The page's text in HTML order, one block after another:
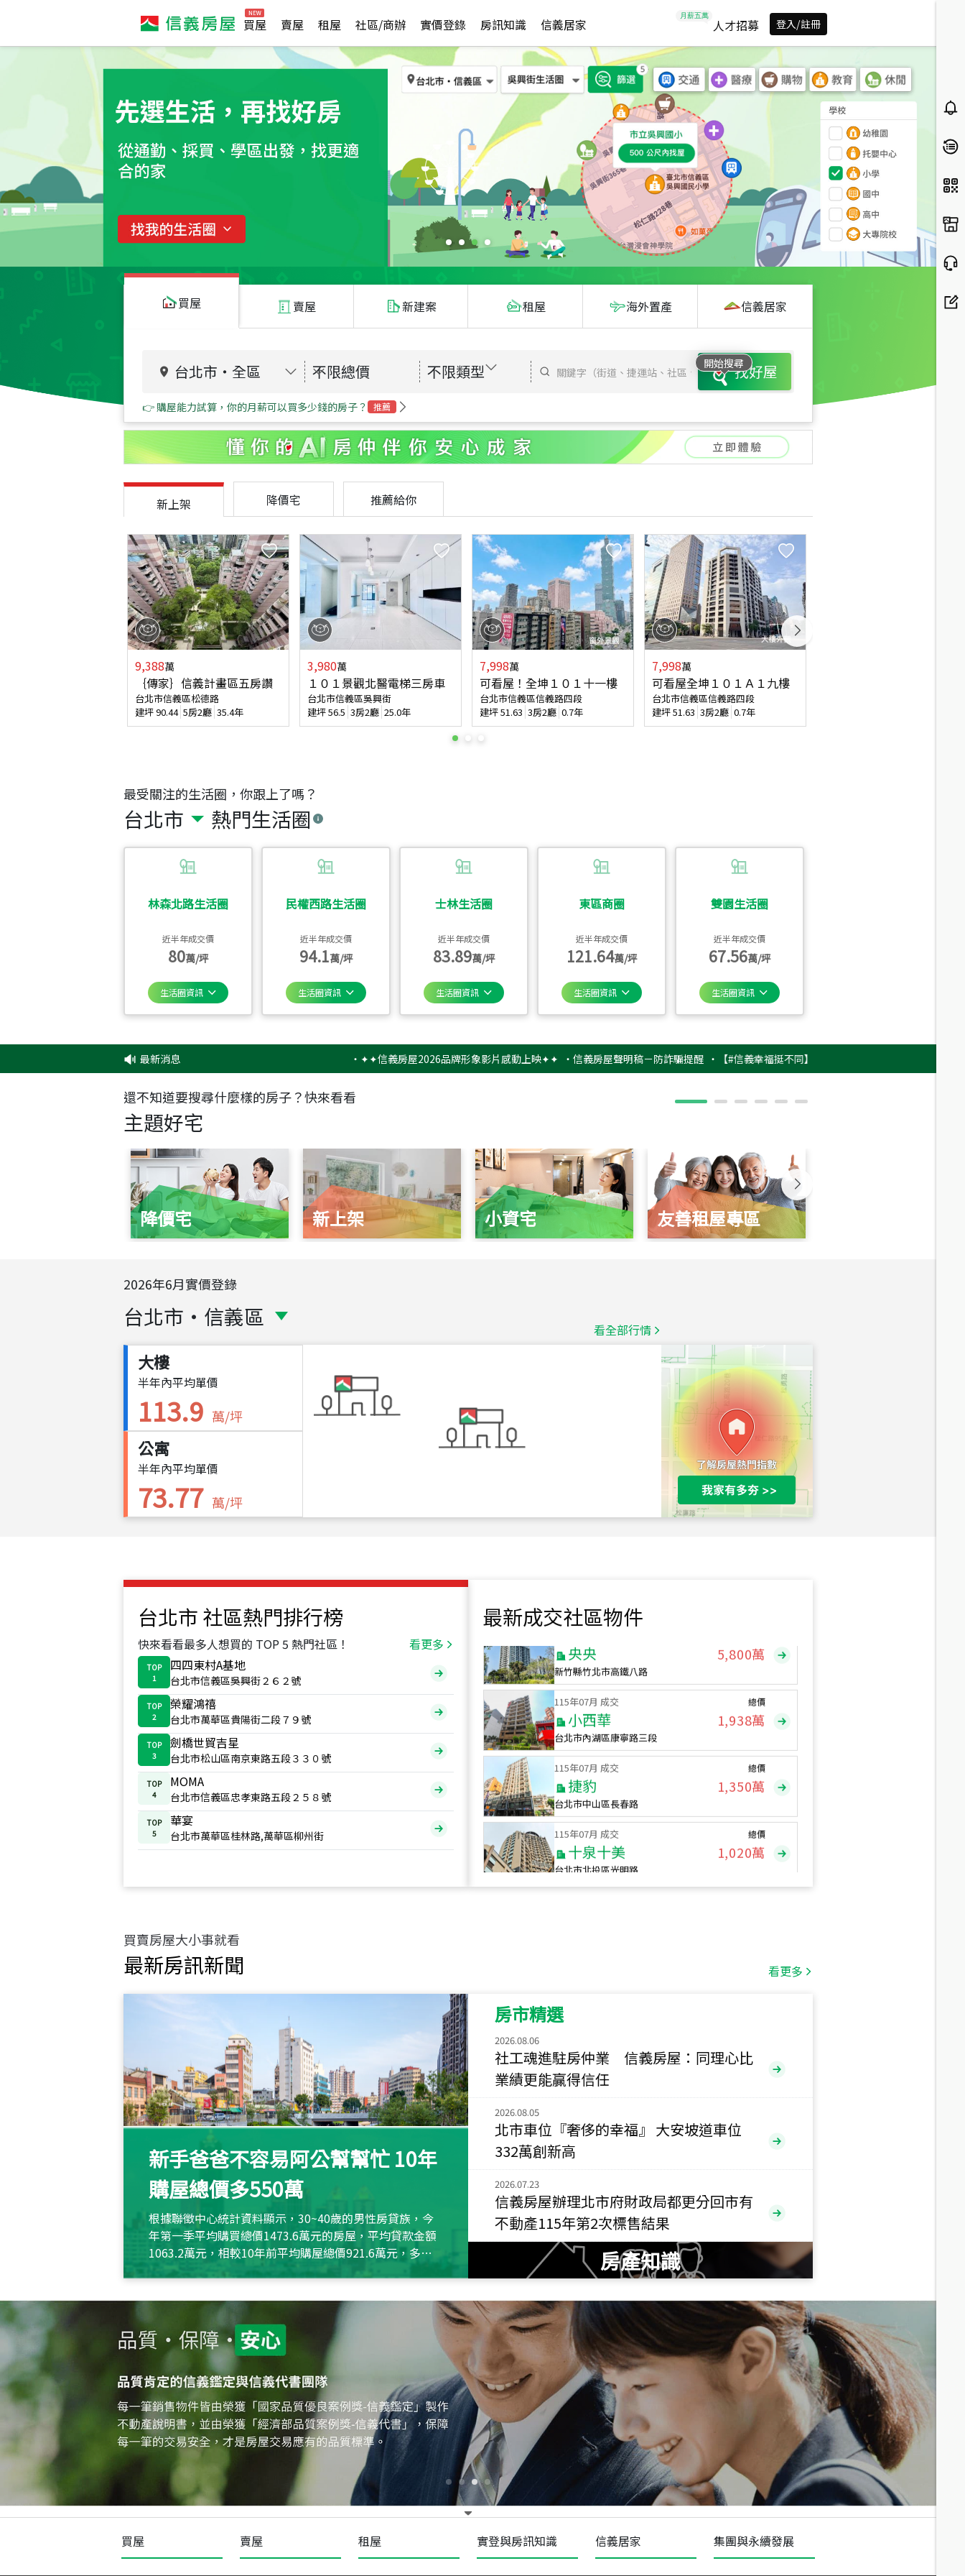
買屋 賣屋 租屋 社區/商辦 實價登錄 房訊知識 信義居家 人才招募 登入/註冊
買屋 賣屋 新建案 租屋 海外置產 信義居家
台北市 ・ 全區 不限總價 不限類型
開始搜尋
找好屋
👉 購屋能力試算，你的月薪可以買多少錢的房子？ 推薦
最受關注的生活圈，你跟上了嗎？
台北市 熱門生活圈
林森北路生活圈
近半年成交價
80萬/坪
生活圈資訊
民權西路生活圈
近半年成交價
94.1萬/坪
生活圈資訊
士林生活圈
近半年成交價
83.89萬/坪
生活圈資訊
東區商圈
近半年成交價
121.64萬/坪
生活圈資訊
雙園生活圈
近半年成交價
67.56萬/坪
生活圈資訊
新上架 降價宅 推薦給你
9,388萬
｛傳家｝信義計畫區五房讚
台北市信義區松德路
建坪90.44 5房2廳 35.4年
3,980萬
１０１景觀北醫電梯三房車
台北市信義區吳興街
建坪56.5 3房2廳 25.0年
7,998萬
可看屋！全坤１０１十一樓
台北市信義區信義路四段
建坪51.63 3房2廳 0.7年
7,998萬
可看屋全坤１０１Ａ１九樓
台北市信義區信義路四段
建坪51.63 3房2廳 0.7年
最新消息 ✦✦信義房屋2026品牌形象影片感動上映✦✦ ‧信義房屋聲明稿－防詐騙提醒 ‧【#信義幸福挺不同】用實力，讓升職免抽號碼牌！最新雇主品
還不知道要搜尋什麼樣的房子？快來看看
主題好宅
降價宅 新上架 小資宅 友善租屋專區
2026年6月實價登錄
台北市 ・ 信義區 看全部行情
大樓
半年內平均單價
113.9 萬/坪
公寓
半年內平均單價
73.77 萬/坪
台北市 社區熱門排行榜
快來看看最多人想買的 TOP 5 熱門社區！ 看更多
TOP
1
四四東村A基地
台北市信義區吳興街２６２號
TOP
2
榮耀鴻禧
台北市萬華區貴陽街二段７９號
TOP
3
劍橋世貿吉星
台北市松山區南京東路五段３３０號
TOP
4
MOMA
台北市信義區忠孝東路五段２５８號
TOP
5
華宴
台北市萬華區桂林路,萬華區柳州街
最新成交社區物件
台北市中山區長春路
1,020萬
總價
490萬
新竹市新竹市慈祥路
總價
1,808萬
115年07月 成交
新竹縣竹北市高鐵八路
115年07月 成交
小西華
台北市內湖區康寧路三段
總價
1,938萬
115年07月 成交
捷豹
台北市中山區長春路
總價
1,350萬
115年07月 成交
十泉十美
台北市北投區光明路
總價
1,020萬
115
新北市永和區環河西路二段
115年07月 成交
央央 5,800萬
115年
小西華 1,938萬
115 年07 月 成交
捷豹
台北市中山區長春路
115年07月 成交
十泉十美
台北市北投區光明路
總價
1,020萬
年 07月 成交
四維天廈
新竹市新竹市四維路
總價
490萬
115 月 成交
菁英典藏
新竹市新竹市慈祥路
1,808
買賣房屋大小事就看
最新房訊新聞 看更多
新手爸爸不容易阿公幫幫忙 10年
購屋總價多550萬
根據聯徵中心統計資料顯示，30~40歲的男性房貸族，今
年第一季平均購買總價1473.6萬元的房屋，平均貸款金額
1063.2萬元，相較10年前平均購屋總價921.6萬元，多出
約550萬元，且貸款金額也多
房市精選
2026.08.06
社工魂進駐房仲業 信義房屋：同理心比
業績更能贏得信任
2026.08.05
北市車位『奢侈的幸福』 大安坡道車位
332萬創新高
2026.07.23
信義房屋辦理北市府財政局都更分回市有
不動產115年第2次標售結果
房產知識
買屋 賣屋 租屋 實登與房訊知識 信義居家 集團與永續發展